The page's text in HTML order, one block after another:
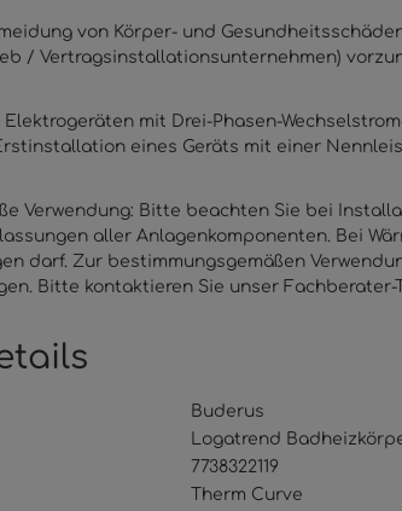
von Körper- und
/ Vertragsinstallationsunternehmen)
mit Drei-Phasen-
eines Geräts mit einer
Verwendung: Bitte beachten Sie bei
aller Anlagenkomponenten. Bei
darf. Zur bestimmungsgemäßen
Bitte kontaktieren Sie unser
Buderus
Logatrend
7738322119
Therm Curve